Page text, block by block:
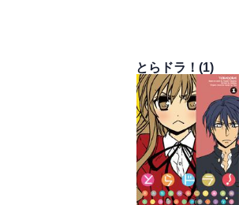
とらドラ！(1)